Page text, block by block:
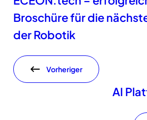
Broschüre für die
der Robotik
Vorheriger
AI